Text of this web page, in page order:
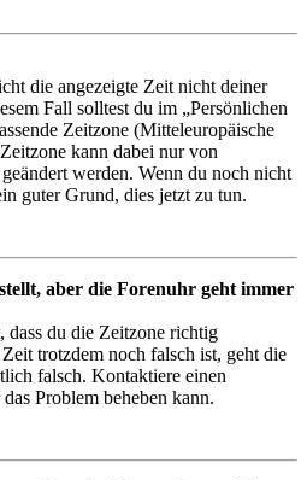
die angezeigte Zeit nicht deiner
Fall solltest du im „Persönlichen
Zeitzone (Mitteleuropäische
kann dabei nur von
werden. Wenn du noch nicht
guter Grund, dies jetzt zu tun.
aber die Forenuhr geht immer
dass du die Zeitzone richtig
trotzdem noch falsch ist, geht die
falsch. Kontaktiere einen
Problem beheben kann.